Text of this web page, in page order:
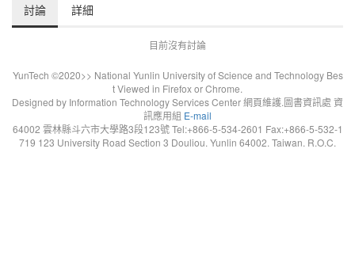
討論 詳細
目前沒有討論
YunTech ©2020>> National Yunlin University of Science and Technology Bes
t Viewed in Firefox or Chrome.
Designed by Information Technology Services Center 網頁維護.圖書資訊處 資
訊應用組 E-mail
64002 雲林縣斗六市大學路3段123號 Tel:+866-5-534-2601 Fax:+866-5-532-1
719 123 University Road Section 3 Douliou. Yunlin 64002. Taiwan. R.O.C.